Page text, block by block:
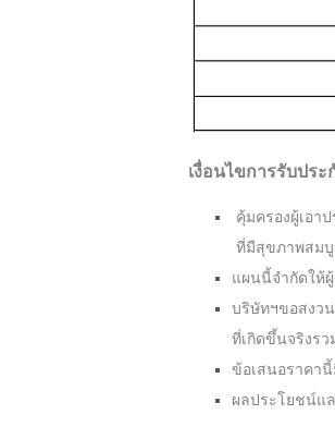
เงื่อนไขการรับประ
คุ้มครองผู้เอา
ที่มีสุขภาพสมบู
แผนนี้จำกัดให้
บริษัทฯขอสงว
ที่เกิดขึ้นจริงร
ข้อเสนอราคา
ผลประโยชน์แ